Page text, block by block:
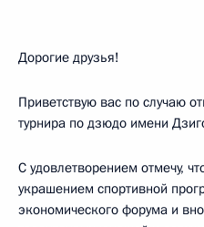
Дорогие друзья!
Приветствую вас по случаю
турнира по дзюдо имени
С удовлетворением отмечу,
украшением спортивной
экономического форума и